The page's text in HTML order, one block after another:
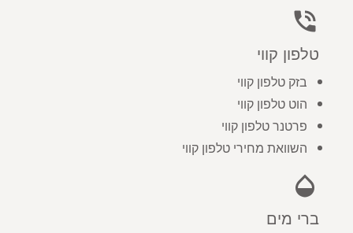
phone_in_talk
טלפון קווי
בזק טלפון קווי
הוט טלפון קווי
פרטנר טלפון קווי
השוואת מחירי טלפון קווי
opacity
ברי מים